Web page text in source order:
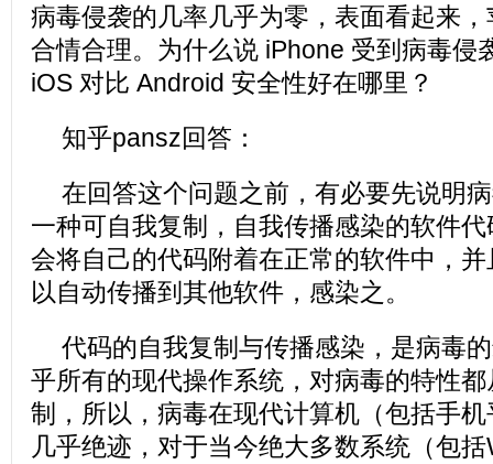
病毒侵袭的几率几乎为零，表面看起来
合情合理。为什么说 iPhone 受到病毒侵
iOS 对比 Android 安全性好在哪里？
知乎pansz回答：
在回答这个问题之前，有必要先说明
一种可自我复制，自我传播感染的软件
会将自己的代码附着在正常的软件中，
以自动传播到其他软件，感染之。
代码的自我复制与传播感染，是病毒
乎所有的现代操作系统，对病毒的特性
制，所以，病毒在现代计算机（包括手
几乎绝迹，对于当今绝大多数系统（包